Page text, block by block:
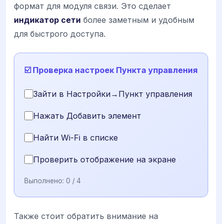
формат для модуля связи. Это сделает
индикатор сети более заметным и удобным
для быстрого доступа.
☑️ Проверка настроек Пункта управления
Зайти в Настройки→Пункт управления
Нажать Добавить элемент
Найти Wi-Fi в списке
Проверить отображение на экране
Выполнено: 0 / 4
Также стоит обратить внимание на